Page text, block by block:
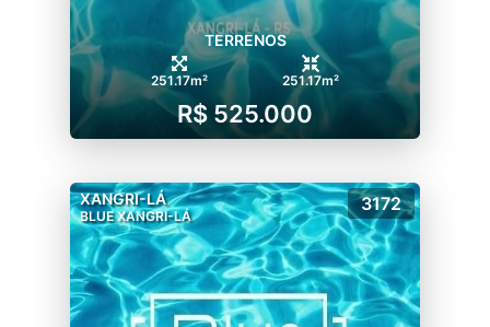
TERRENOS
251.17m² 251.17m²
R$ 525.000
XANGRI-LÁ
BLUE XANGRI-LÁ
3172